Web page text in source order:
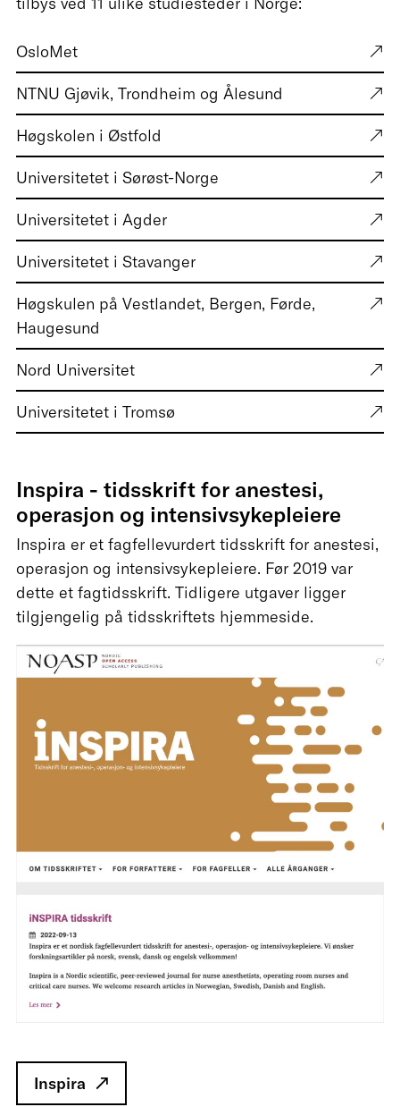
OsloMet
NTNU Gjøvik, Trondheim og Ålesund
Høgskolen i Østfold
Universitetet i Sørøst-Norge
Universitetet i Agder
Universitetet i Stavanger
Høgskulen på Vestlandet, Bergen, Førde,
Haugesund
Nord Universitet
Universitetet i Tromsø
Inspira - tidsskrift for anestesi,
operasjon og intensivsykepleiere
Inspira er et fagfellevurdert tidsskrift for anestesi,
operasjon og intensivsykepleiere. Før 2019 var
dette et fagtidsskrift. Tidligere utgaver ligger
tilgjengelig på tidsskriftets hjemmeside.
Inspira